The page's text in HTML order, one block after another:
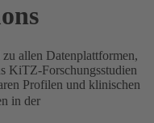
allen Datenplattformen,
KiTZ-Forschungsstudien
Profilen und klinischen
in der